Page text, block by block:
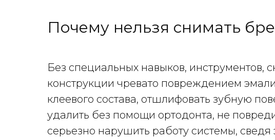
Почему нельзя снимать
Без специальных навыков, инструментов,
конструкции чревато повреждением
клеевого состава, отшлифовать зубную
удалить без помощи ортодонта, не
серьезно нарушить работу системы,